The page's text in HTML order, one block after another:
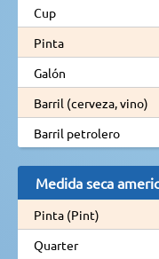
Cup
Pinta
Galón
Barril (cerveza, vino)
Barril petrolero
Medida seca
Pinta (Pint)
Quarter